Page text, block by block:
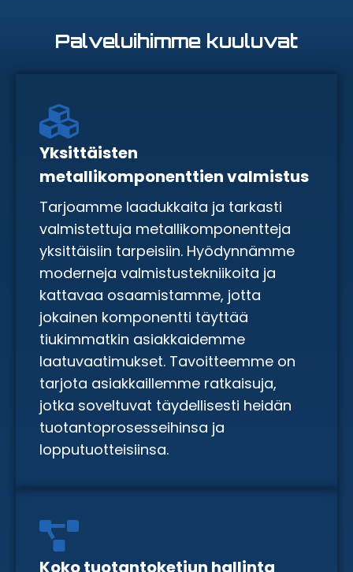
Palveluihimme kuuluvat
Yksittäisten
metallikomponenttien valmistus
Tarjoamme laadukkaita ja tarkasti
valmistettuja metallikomponentteja
yksittäisiin tarpeisiin. Hyödynnämme
moderneja valmistustekniikoita ja
kattavaa osaamistamme, jotta
jokainen komponentti täyttää
tiukimmatkin asiakkaidemme
laatuvaatimukset. Tavoitteemme on
tarjota asiakkaillemme ratkaisuja,
jotka soveltuvat täydellisesti heidän
tuotantoprosesseihinsa ja
lopputuotteisiinsa.
Koko tuotantoketjun hallinta